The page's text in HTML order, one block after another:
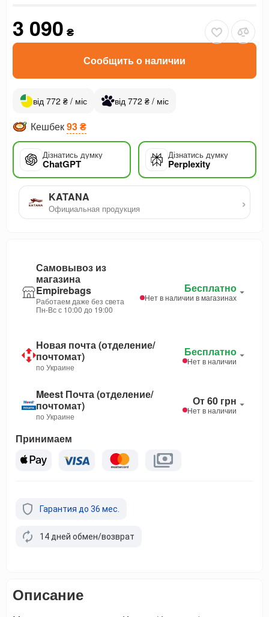
3 090 ₴
Сообщить о наличии
від 772 ₴ / міс від 772 ₴ / міс
Кешбек93 ₴
Дізнатись думку
ChatGPT
Дізнатись думку
Perplexity
KATANA
Официальная продукция ›
Самовывоз из
магазина
Empirebags
Работаем даже без света
Пн-Вс с 10:00 до 19:00
Бесплатно
Нет в наличии в магазинах
Новая почта (отделение/
почтомат)
по Украине
Бесплатно
Нет в наличии
Meest Почта (отделение/
почтомат)
по Украине
От 60 грн
Нет в наличии
Принимаем
Гарантия до 36 мес.
14 дней обмен/возврат
Описание